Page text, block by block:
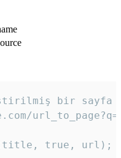
bir sayfa
true, url);